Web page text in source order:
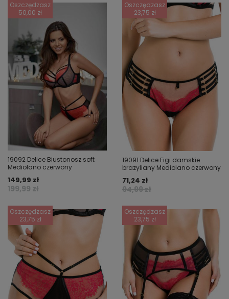
Oszczędzasz
50,00 zł
19092 Delice Biustonosz soft
Mediolano czerwony
199,99 zł
149,99 zł
Oszczędzasz
23,75 zł
19091 Delice Figi damskie
brazyliany Mediolano czerwony
94,99 zł
71,24 zł
Oszczędzasz
23,75 zł
Oszczędzasz
23,75 zł